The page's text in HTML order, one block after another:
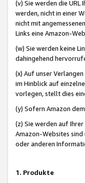
(v) Sie werden die
werden, nicht in einer
nicht mit
Links eine Amazon-
(w) Sie werden keine
dahingehend
(x) Auf unser
im Hinblick auf
vorlegen, stellt dies
(y) Sofern Amazon
(z) Sie werden auf
Amazon-Websites
oder anderen
1. Produkte